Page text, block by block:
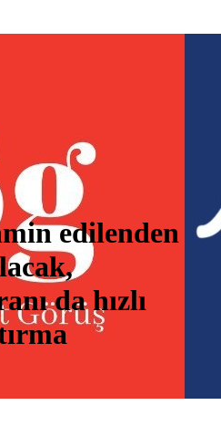
edilenden
da hızlı